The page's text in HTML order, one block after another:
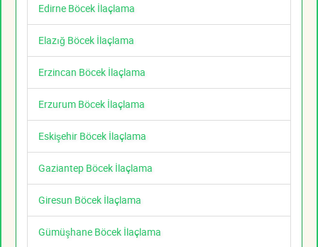
Edirne Böcek İlaçlama
Elazığ Böcek İlaçlama
Erzincan Böcek İlaçlama
Erzurum Böcek İlaçlama
Eskişehir Böcek İlaçlama
Gaziantep Böcek İlaçlama
Giresun Böcek İlaçlama
Gümüşhane Böcek İlaçlama